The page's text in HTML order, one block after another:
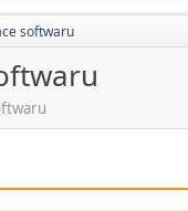
softwaru